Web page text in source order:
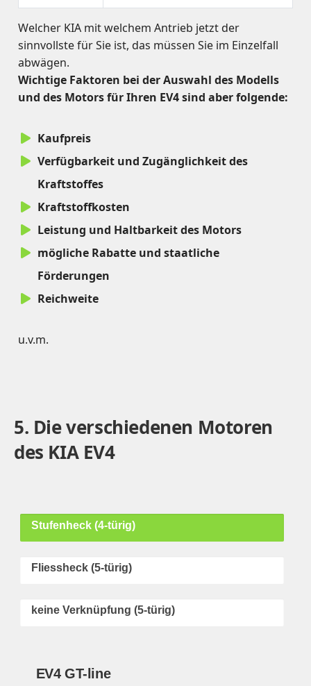
Welcher KIA mit welchem Antrieb jetzt der
sinnvollste für Sie ist, das müssen Sie im Einzelfall
abwägen.
Wichtige Faktoren bei der Auswahl des Modells
und des Motors für Ihren EV4 sind aber folgende:
Kaufpreis
Verfügbarkeit und Zugänglichkeit des
Kraftstoffes
Kraftstoffkosten
Leistung und Haltbarkeit des Motors
mögliche Rabatte und staatliche
Förderungen
Reichweite
u.v.m.
5. Die verschiedenen Motoren
des KIA EV4
Stufenheck (4-türig)
Fliessheck (5-türig)
keine Verknüpfung (5-türig)
EV4 GT-line